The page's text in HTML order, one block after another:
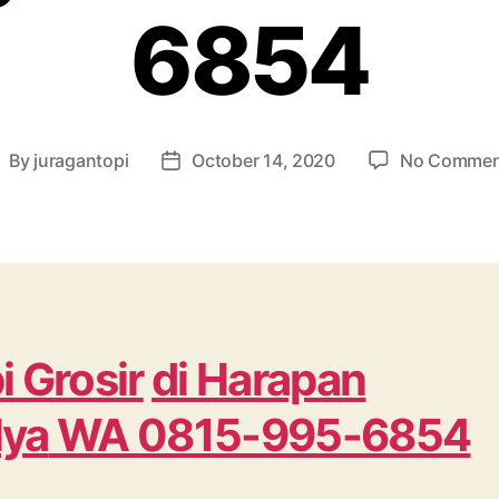
6854
By juragantopi
PostOctober 14, 2020 No
Grosirdi Harapan
WA 0815-995-6854